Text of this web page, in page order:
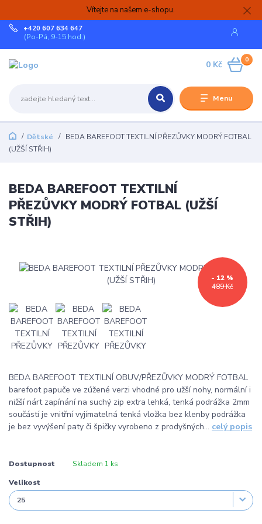
Vítejte na našem e-shopu.
Menu
+420 607 634 647
(Po-Pá, 9-15 hod.)
0
0 Kč
Dětské
BEDA BAREFOOT TEXTILNÍ PŘEZŮVKY MODRÝ FOTBAL
(UŽŠÍ STŘIH)
BEDA BAREFOOT TEXTILNÍ
PŘEZŮVKY MODRÝ FOTBAL (UŽŠÍ
STŘIH)
489 Kč
- 12 %
BEDA BAREFOOT TEXTILNÍ OBUV/PŘEZŮVKY MODRÝ FOTBAL
barefoot papuče ve zúžené verzi vhodné pro užší nohy, normální i
nižší nárt zapínání na suchý zip extra lehká, tenká podrážka 2mm
součástí je vnitřní vyjímatelná tenká vložka bez klenby podrážka
je bez vyvýšení paty či špičky vyrobeno z prodyšných... celý popis
Dostupnost Skladem 1 ks
Velikost